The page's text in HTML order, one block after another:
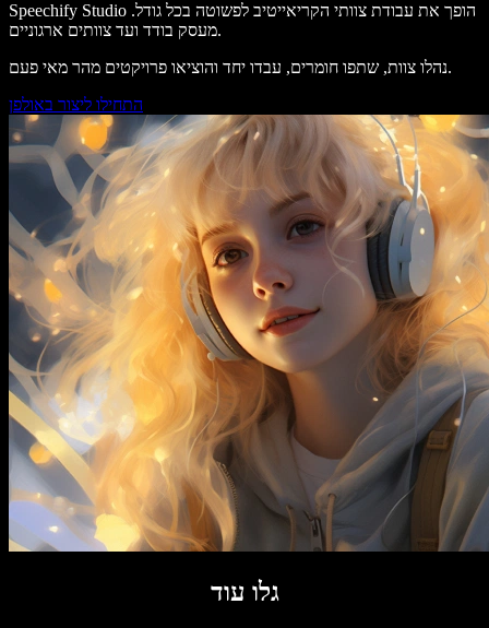
Speechify Studio הופך את עבודת צוותי הקריאייטיב לפשוטה בכל גודל.
מעסק בודד ועד צוותים ארגוניים.
נהלו צוות, שתפו חומרים, עבדו יחד והוציאו פרויקטים מהר מאי פעם.
התחילו ליצור באולפן
גלו עוד